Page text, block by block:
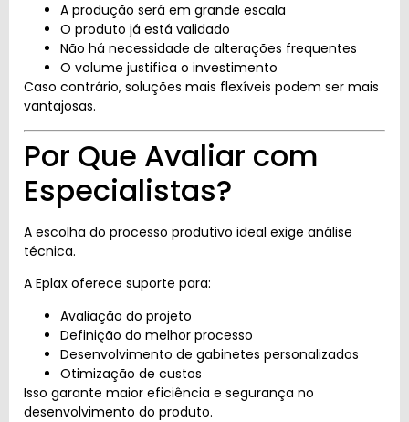
A produção será em grande escala
O produto já está validado
Não há necessidade de alterações frequentes
O volume justifica o investimento
Caso contrário, soluções mais flexíveis podem ser mais
vantajosas.
Por Que Avaliar com
Especialistas?
A escolha do processo produtivo ideal exige análise
técnica.
A Eplax oferece suporte para:
Avaliação do projeto
Definição do melhor processo
Desenvolvimento de gabinetes personalizados
Otimização de custos
Isso garante maior eficiência e segurança no
desenvolvimento do produto.